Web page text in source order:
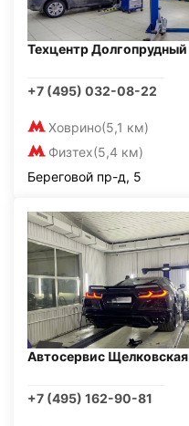
Техцентр Долгопрудный
+7 (495) 032-08-22
Ховрино(5,1 км)
Физтех(5,4 км)
Береговой пр-д, 5
Автосервис Щелковская
+7 (495) 162-90-81